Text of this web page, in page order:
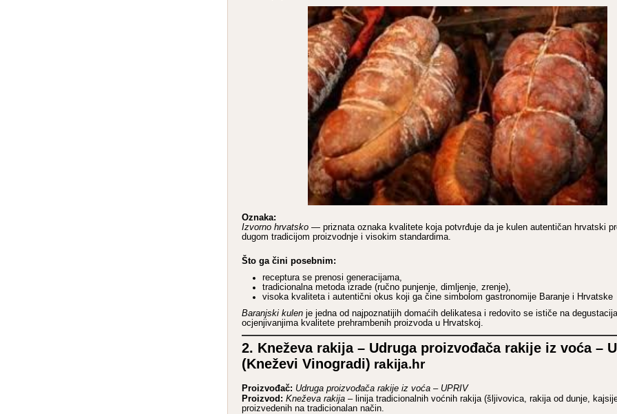
Oznaka:
Izvorno hrvatsko — priznata oznaka kvalitete koja potvrđuje da je kulen autentičan hrvatski
dugom tradicijom proizvodnje i visokim standardima.
Što ga čini posebnim:
receptura se prenosi generacijama,
tradicionalna metoda izrade (ručno punjenje, dimljenje, zrenje),
visoka kvaliteta i autentični okus koji ga čine simbolom gastronomije Baranje i Hrvatske
Baranjski kulen je jedna od najpoznatijih domaćih delikatesa i redovito se ističe na
ocjenjivanjima kvalitete prehrambenih proizvoda u Hrvatskoj.
2. Kneževa rakija – Udruga proizvođača rakije iz voća –
(Kneževi Vinogradi) rakija.hr
Proizvođač: Udruga proizvođača rakije iz voća – UPRIV
Proizvod: Kneževa rakija – linija tradicionalnih voćnih rakija (šljivovica, rakija od dunje,
proizvedenih na tradicionalan način.